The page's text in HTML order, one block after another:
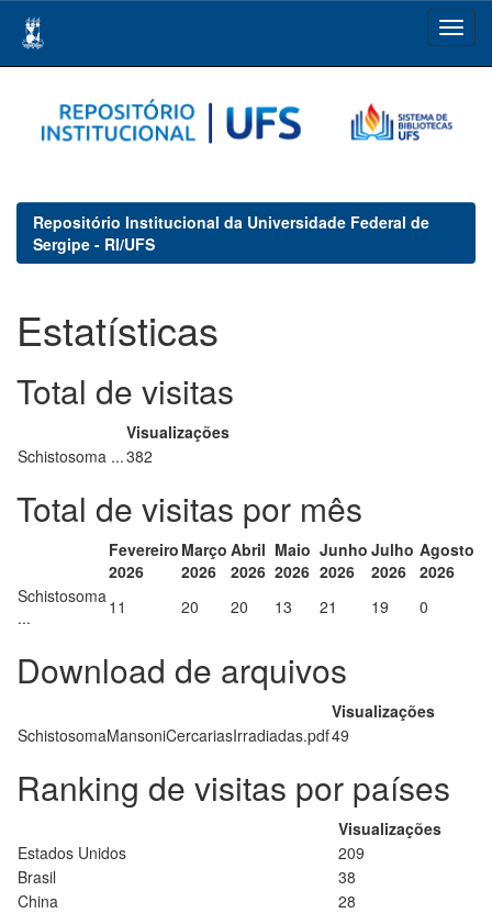
navigation
Repositório Institucional da Universidade Federal de
Sergipe - RI/UFS
Estatísticas
Total de visitas
Visualizações
Schistosoma ...382
Total de visitas por mês
Fevereiro
2026
Março
2026
Abril
2026
Maio
2026
Junho
2026
Julho
2026
Agosto
2026
Schistosoma
...
11 20 20 13 21 19 0
Download de arquivos
Visualizações
SchistosomaMansoniCercariasIrradiadas.pdf49
Ranking de visitas por países
Visualizações
Estados Unidos
209
Brasil
38
China
28